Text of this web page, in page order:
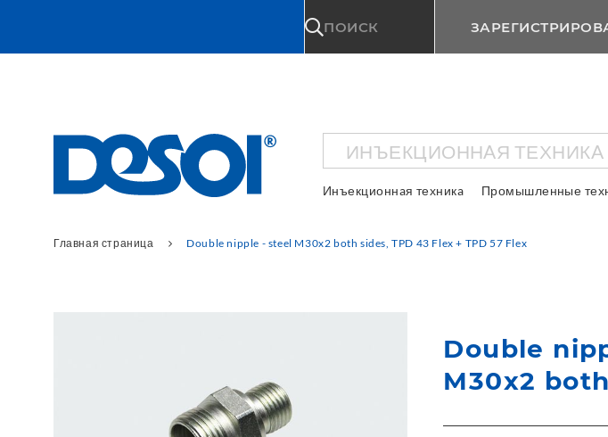
ПОИСК
ИНЪЕКЦИОННAЯ ТЕХНИКA
Инъекционнaя техникa Промышленные
Главная страница Double nipple - steel M30x2 both sides, TPD 43 Flex + TPD 57 Flex
Double
M30x2